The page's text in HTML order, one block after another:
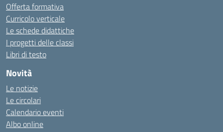
Offerta formativa
Curricolo verticale
Le schede didattiche
I progetti delle classi
Libri di testo
Novità
Le notizie
Le circolari
Calendario eventi
Albo online